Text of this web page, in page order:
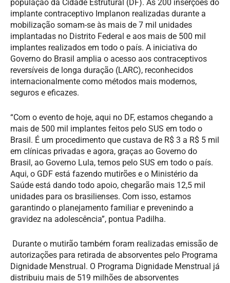
população da Cidade Estrutural (DF). As 200 inserções do
implante contraceptivo Implanon realizadas durante a
mobilização somam-se às mais de 7 mil unidades
implantadas no Distrito Federal e aos mais de 500 mil
implantes realizados em todo o país. A iniciativa do
Governo do Brasil amplia o acesso aos contraceptivos
reversíveis de longa duração (LARC), reconhecidos
internacionalmente como métodos mais modernos,
seguros e eficazes.
“Com o evento de hoje, aqui no DF, estamos chegando a
mais de 500 mil implantes feitos pelo SUS em todo o
Brasil. É um procedimento que custava de R$ 3 a R$ 5 mil
em clínicas privadas e agora, graças ao Governo do
Brasil, ao Governo Lula, temos pelo SUS em todo o país.
Aqui, o GDF está fazendo mutirões e o Ministério da
Saúde está dando todo apoio, chegarão mais 12,5 mil
unidades para os brasilienses. Com isso, estamos
garantindo o planejamento familiar e prevenindo a
gravidez na adolescência”, pontua Padilha.
Durante o mutirão também foram realizadas emissão de
autorizações para retirada de absorventes pelo Programa
Dignidade Menstrual. O Programa Dignidade Menstrual já
distribuiu mais de 519 milhões de absorventes